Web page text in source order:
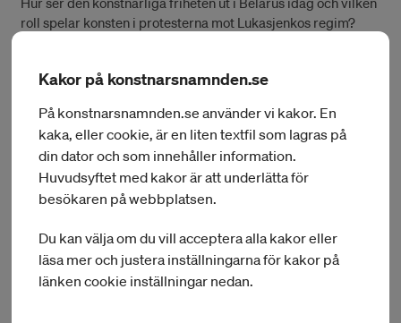
roll spelar konsten i protesterna mot Lukasjenkos regim?
Centrum för Östeuropastudier på Utrikespolitiska institutet.
I samarbete med Market Art Fair och Project STATUS /
Konstepidemin Göteborg.
Kakor på konstnarsnamnden.se
På konstnarsnamnden.se använder vi kakor. En
kaka, eller cookie, är en liten textfil som lagras på
din dator och som innehåller information.
Huvudsyftet med kakor är att underlätta för
besökaren på webbplatsen.
Du kan välja om du vill acceptera alla kakor eller
läsa mer och justera inställningarna för kakor på
länken cookie inställningar nedan.